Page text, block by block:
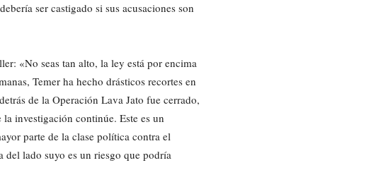
ser castigado si sus acusaciones son
«No seas tan alto, la ley está por encima
Temer ha hecho drásticos recortes en
de la Operación Lava Jato fue cerrado,
investigación continúe. Este es un
parte de la clase política contra el
lado suyo es un riesgo que podría